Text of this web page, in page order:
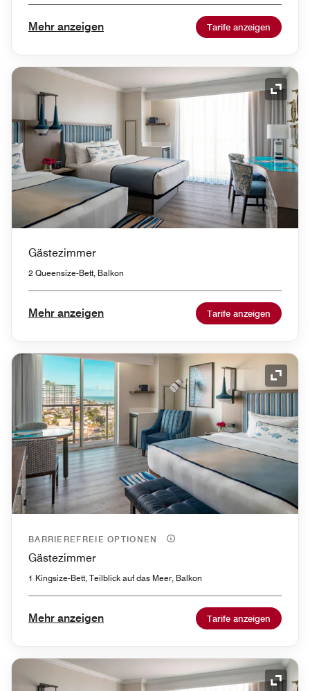
Mehr anzeigen Tarife anzeigen
Gästezimmer
2 Queensize-Bett, Balkon
Mehr anzeigen Tarife anzeigen
BARRIEREFREIE OPTIONEN
Gästezimmer
1 Kingsize-Bett, Teilblick auf das Meer, Balkon
Mehr anzeigen Tarife anzeigen